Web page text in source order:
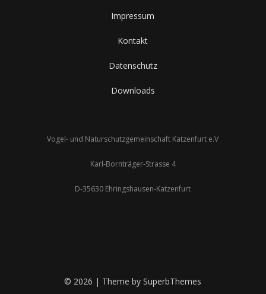
Impressum
Kontakt
Datenschutz
Downloads
Vogel- und Naturschutzgemeinschaft Katzenfurt e.V
Karl-Bornträger-Strasse 4
D-35630 Ehringshausen-Katzenfurt
© 2026 | Theme bySuperbThemes